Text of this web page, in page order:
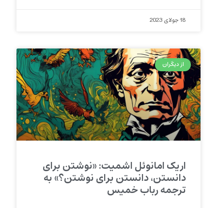
18 جولای 2023
از دیگران
اریک امانوئل اشمیت: «نوشتن برای
دانستن، دانستن برای نوشتن؟» به
ترجمه رباب خمیس